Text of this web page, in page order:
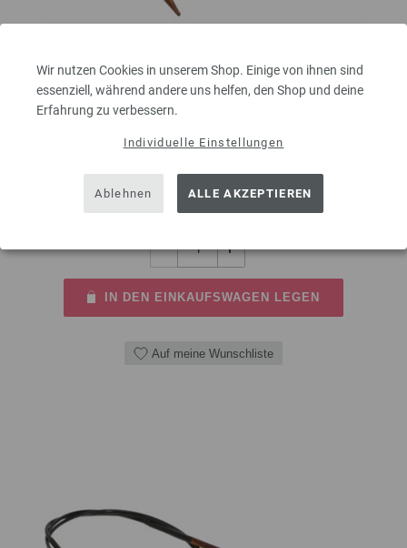
Wir nutzen Cookies in unserem Shop. Einige von ihnen sind
essenziell, während andere uns helfen, den Shop und deine
Erfahrung zu verbessern.
Individuelle Einstellungen
Ablehnen ALLE AKZEPTIEREN
Rundstricknadel Design-Holz Multicolor St. 3,5/40cm
LANA GROSSA Stärke 3,5 Länge 40cm
8,50 €
MENGE
IN DEN EINKAUFSWAGEN LEGEN
Auf meine Wunschliste